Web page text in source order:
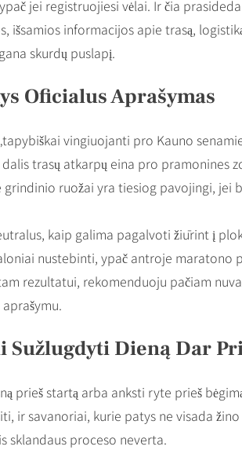
jei registruojiesi vėlai. Ir čia
išsamios informacijos apie trasą,
skurdų puslapį.
Oficialus Aprašymas
vingiuojanti pro Kauno
trasų atkarpų eina pro pramonines
ruožai yra tiesiog pavojingi, jei
kaip galima pagalvoti žiūrint į
nustebinti, ypač antroje maratono
rezultatui, rekomenduoju pačiam
Dieną Dar
prieš startą arba anksti ryte prieš
ir savanoriai, kurie patys ne visada
sklandaus proceso neverta.